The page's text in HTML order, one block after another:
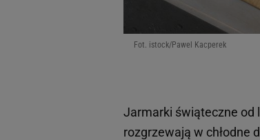
Fot. istock/Pawel Kacperek
Jarmarki świąteczne od
rozgrzewają w chłodne